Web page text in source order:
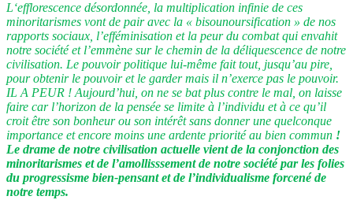
L‘efflorescence désordonnée, la multiplication infinie de ces
minoritarismes vont de pair avec la « bisounoursification » de nos
rapports sociaux, l’efféminisation et la peur du combat qui envahit
notre société et l’emmène sur le chemin de la déliquescence de notre
civilisation. Le pouvoir politique lui-même fait tout, jusqu’au pire,
pour obtenir le pouvoir et le garder mais il n’exerce pas le pouvoir.
IL A PEUR ! Aujourd’hui, on ne se bat plus contre le mal, on laisse
faire car l’horizon de la pensée se limite à l’individu et à ce qu’il
croit être son bonheur ou son intérêt sans donner une quelconque
importance et encore moins une ardente priorité au bien commun !
Le drame de notre civilisation actuelle vient de la conjonction des
minoritarismes et de l’amollisssement de notre société par les folies
du progressisme bien-pensant et de l’individualisme forcené de
notre temps.